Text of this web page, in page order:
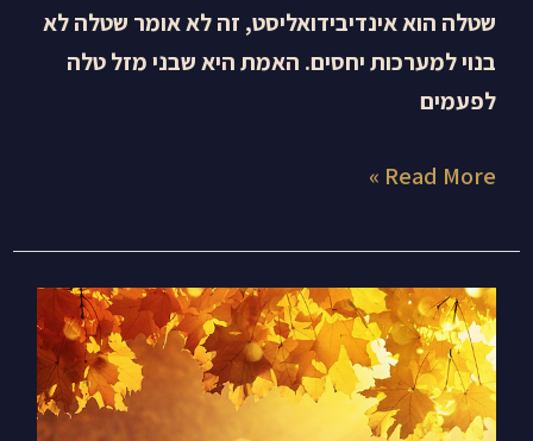
שטלה הוא אינדיבידואליסט, זה לא אומר שטלה לא
בנוי למערכות יחסים. האמת היא שבני מזל טלה
לפעמים
Read More »
איך
להביא
הרמוניה
ושלום